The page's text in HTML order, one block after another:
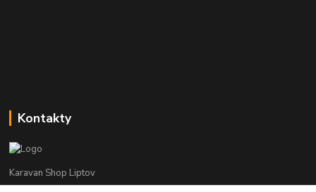
Kontakty
Karavan Shop Liptov